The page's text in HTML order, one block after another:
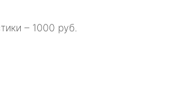
– 1000 руб.